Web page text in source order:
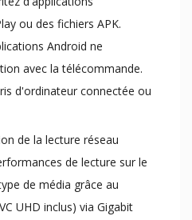
ou des fichiers APK.
Android ne
avec la télécommande.
d'ordinateur connectée ou
de la lecture réseau
de lecture sur le
de média grâce au
UHD inclus) via Gigabit